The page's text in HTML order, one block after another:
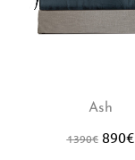
Ash
1390€ 890€